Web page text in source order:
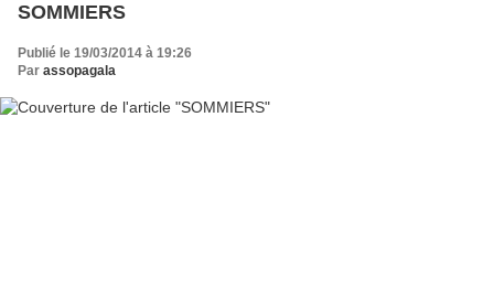
SOMMIERS
Publié le 19/03/2014 à 19:26
Par assopagala